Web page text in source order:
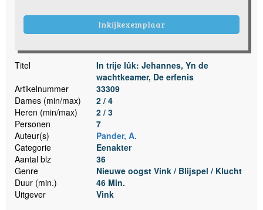
Inkijkexemplaar
Titel
In trije lûk: Jehannes, Yn de
wachtkeamer, De erfenis
Artikelnummer
33309
Dames (min/max)
2 / 4
Heren (min/max)
2 / 3
Personen
7
Auteur(s)
Pander, A.
Categorie
Eenakter
Aantal blz
36
Genre
Nieuwe oogst Vink / Blijspel / Klucht
Duur (min.)
46 Min.
Uitgever
Vink